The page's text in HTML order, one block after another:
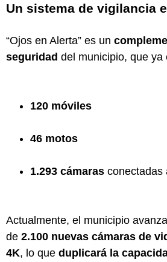
Un sistema de vigilancia
“Ojos en Alerta” es un
seguridad del municipio, que ya
120 móviles
46 motos
1.293 cámaras conectadas
Actualmente, el municipio
de 2.100 nuevas cámaras de
4K, lo que duplicará la